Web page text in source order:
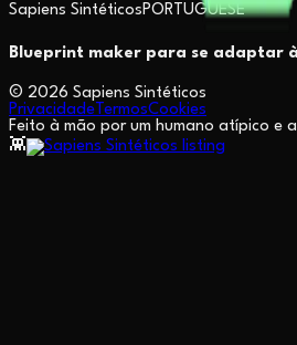
Sapiens Sintéticos PORTUGUESE
Blueprint maker para se adaptar
© 2026 Sapiens Sintéticos
Privacidade TermosCookies
Feito à mão por um humano atípico e
👾